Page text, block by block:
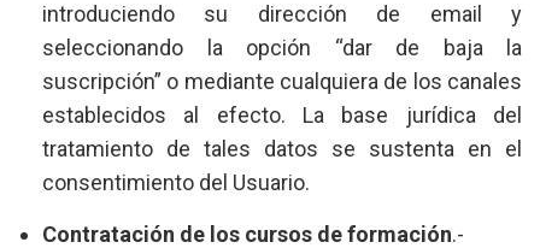
introduciendo su dirección de email y
seleccionando la opción “dar de baja la
suscripción” o mediante cualquiera de los canales
establecidos al efecto. La base jurídica del
tratamiento de tales datos se sustenta en el
consentimiento del Usuario.
Contratación de los cursos de formación.-